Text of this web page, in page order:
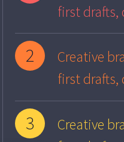
first drafts,
2
Creative
first drafts,
3
Creative